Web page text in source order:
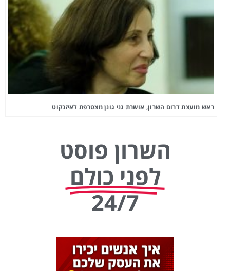
ראש מועצת דרום השרון, אושרת גני גונן מצטרפת לאיזנקוט
השרון פוסט
לפני כולם
24/7